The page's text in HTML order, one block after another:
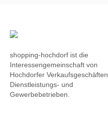
shopping-hochdorf ist die
Interessengemeinschaft von
Hochdorfer Verkaufsgeschäften,
Dienstleistungs- und
Gewerbebetrieben.